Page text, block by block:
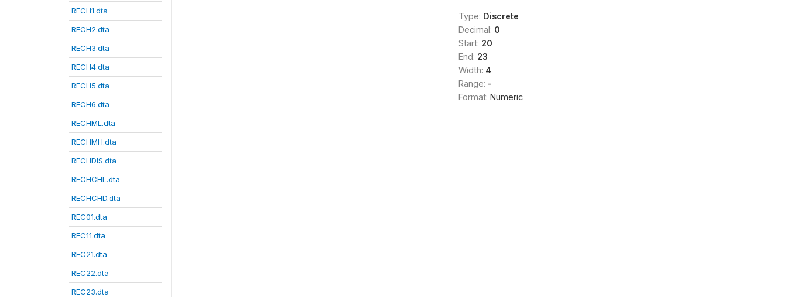
RECH1.dta
RECH2.dta
RECH3.dta
RECH4.dta
RECH5.dta
RECH6.dta
RECHML.dta
RECHMH.dta
RECHDIS.dta
RECHCHL.dta
RECHCHD.dta
REC01.dta
REC11.dta
REC21.dta
REC22.dta
REC23.dta
Type: Discrete
Decimal: 0
Start: 20
End: 23
Width: 4
Range: -
Format: Numeric